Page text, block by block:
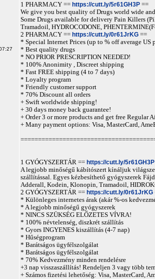
1 PHARMACY == https://cutt.ly/5r61GH3P ==
We give you best quality of Drugs world wide
Some Drugs available for delivery Pain Killers
Tramadoil, HYDROCODONE,
2 PHARMACY == https://cutt.ly/0r61JrKG ==
* Special Internet Prices (up to % off average US
* Best quality drugs
* NO PRIOR PRESCRIPTION NEEDED!
* 100% Anonimity , Discreet shipping
* Fast FREE shipping (4 to 7 days)
* Loyalty program
* Friendly customer support
* 70% Discount all orders
+ Swift worldwide shipping!
+ 30 days money back guarantee!
+ Order 3 or more products and get free Regular
+ Many payment options: Visa, MasterCard,
1 GYÓGYSZERTÁR == https://cutt.ly/5r61GH3P
A legjobb minőségű kábítószert kínáljuk
szállítással. Egyes kézbesíthető gyógyszerek
Adderall, Kodein, Klonopin, Tramadoil,
2 GYÓGYSZERTÁR == https://cutt.ly/0r61JrKG
* Különleges internetes árak (akár %-os
* A legjobb minőségű gyógyszerek
* NINCS SZÜKSÉG ELŐZETES VÍVRA!
* 100% névtelenség, diszkrét szállítás
* Gyors INGYENES kiszállítás (4-7 nap)
* Hűségprogram
* Barátságos ügyfélszolgálat
* Barátságos ügyfélszolgálat
* 70% Kedvezmény minden rendelésre
+3 nap visszaszállítás! Rendeljen 3 vagy több
+ Számos fizetési lehetőség: Visa, MasterCard,